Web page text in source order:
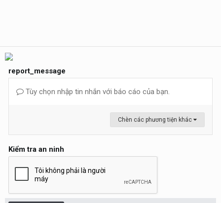
report_message
Tùy chọn nhập tin nhắn với báo cáo của bạn.
Chèn các phương tiện khác
Kiểm tra an ninh